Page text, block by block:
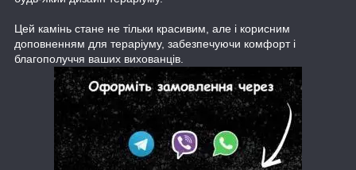
Цей камінь стане не тільки красивим, але і корисним
доповненням для тераріуму, забезпечуючи комфорт і
благополуччя ваших вихованців.